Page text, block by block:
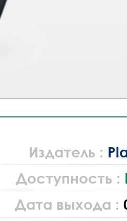
Издатель :
Доступность :
Дата выхода :